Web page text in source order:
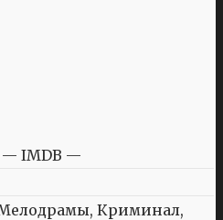
IMDB —
Криминал,